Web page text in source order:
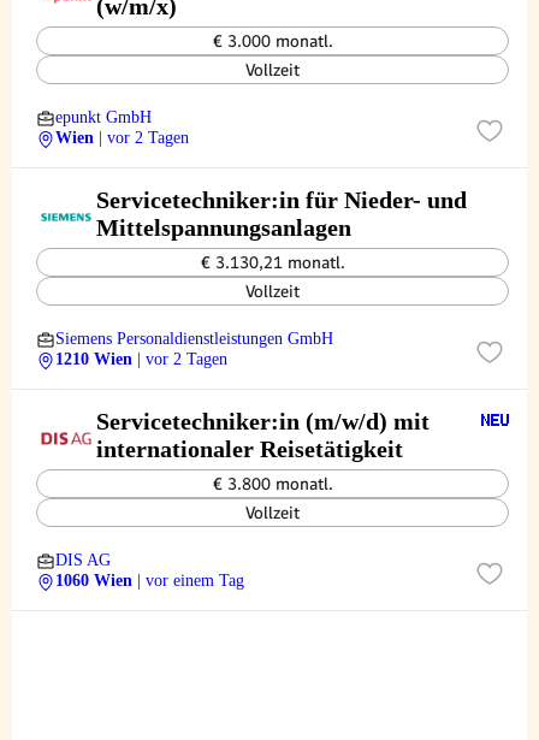
(w/m/x)
€ 3.000 monatl.
Vollzeit
epunkt GmbH
Wien
| vor 2 Tagen
Servicetechniker:in für Nieder- und
Mittelspannungsanlagen
€ 3.130,21 monatl.
Vollzeit
Siemens Personaldienstleistungen GmbH
1210 Wien
| vor 2 Tagen
Servicetechniker:in (m/w/d) mit
internationaler Reisetätigkeit
€ 3.800 monatl.
Vollzeit
DIS AG
1060 Wien
| vor einem Tag